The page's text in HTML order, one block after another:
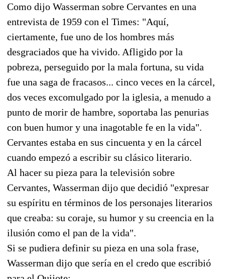
Como dijo Wasserman sobre Cervantes en una
entrevista de 1959 con el Times: "Aquí,
ciertamente, fue uno de los hombres más
desgraciados que ha vivido. Afligido por la
pobreza, perseguido por la mala fortuna, su vida
fue una saga de fracasos... cinco veces en la cárcel,
dos veces excomulgado por la iglesia, a menudo a
punto de morir de hambre, soportaba las penurias
con buen humor y una inagotable fe en la vida".
Cervantes estaba en sus cincuenta y en la cárcel
cuando empezó a escribir su clásico literario.
Al hacer su pieza para la televisión sobre
Cervantes, Wasserman dijo que decidió "expresar
su espíritu en términos de los personajes literarios
que creaba: su coraje, su humor y su creencia en la
ilusión como el pan de la vida".
Si se pudiera definir su pieza en una sola frase,
Wasserman dijo que sería en el credo que escribió